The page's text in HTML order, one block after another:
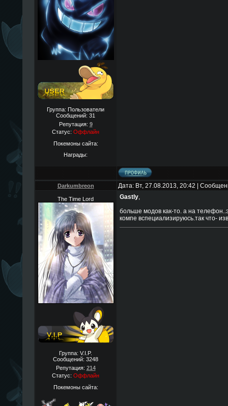
Группа: Пользователи
Сообщений: 31
Репутация: 9
Статус: Оффлайн
Покемоны сайта:
Награды:
Darkumbreon Дата: Вт, 27.08.2013, 20:42 |
The Time Lord
Группа: V.I.P.
Сообщений: 3248
Репутация: 214
Статус: Оффлайн
Покемоны сайта:
Gastly,
больше модов как-то. а на
компе вспециализируюсь.так что-